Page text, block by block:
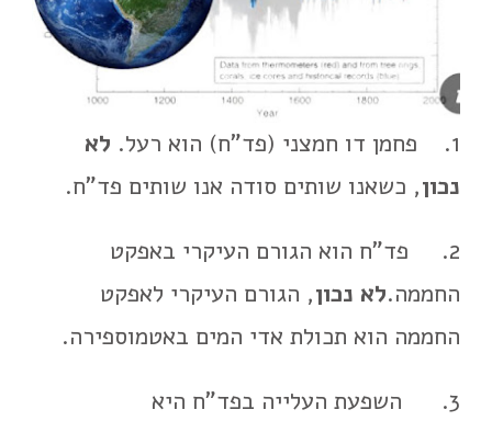
1. פחמן דו חמצני (פד"ח) הוא רעל.
לא
נכון, כשאנו שותים סודה אנו שותים פד"ח.
2. פד"ח הוא הגורם העיקרי באפקט
החממה.לא נכון, הגורם העיקרי לאפקט
החממה הוא תכולת אדי המים באטמוספירה.
3. השפעת העלייה בפד"ח היא